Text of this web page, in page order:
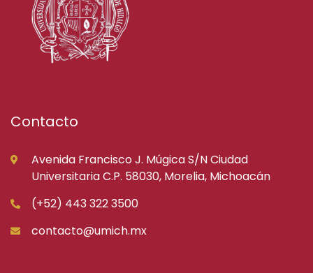
Contacto
Avenida Francisco J. Múgica S/N Ciudad
Universitaria C.P. 58030, Morelia, Michoacán
(+52) 443 322 3500
contacto@umich.mx